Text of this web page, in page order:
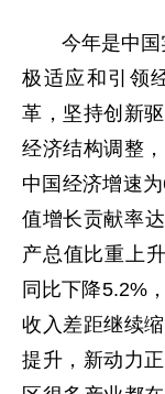
今年是中国实
极适应和引领
革，坚持创新
经济结构调整
中国经济增速
值增长贡献率
产总值比重上
同比下降5.2%
收入差距继续
提升，新动力